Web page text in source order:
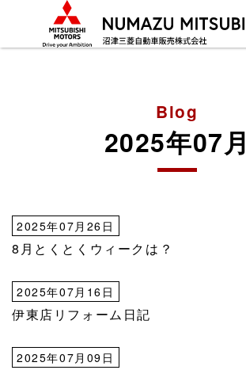
Blog
2025年07月
2025年07月26日
8月とくとくウィークは？
2025年07月16日
伊東店リフォーム日記
2025年07月09日